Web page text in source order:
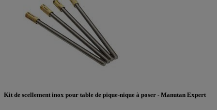
Kit de scellement inox pour table de pique-nique à poser - Manutan Expert